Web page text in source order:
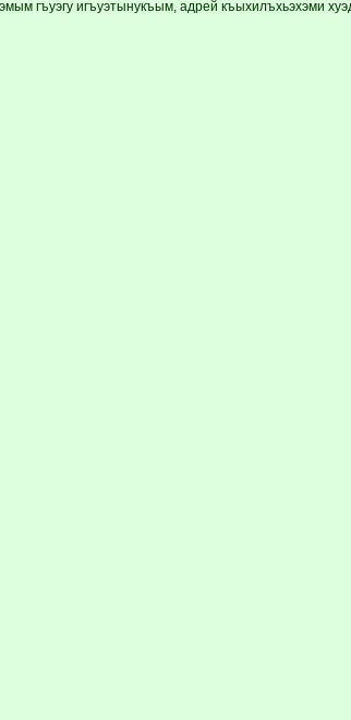
гъуэгу игъуэтынукъым, адрей къыхилъхьэхэми